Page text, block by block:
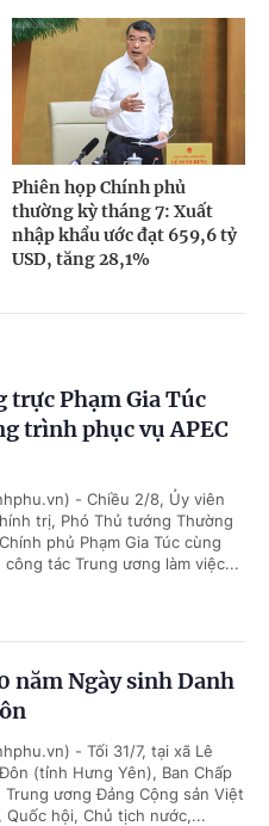
Phiên họp Chính phủ
thường kỳ tháng 7: Xuất
nhập khẩu ước đạt 659,6 tỷ
USD, tăng 28,1%
Phạm Gia Túc
trình phục vụ APEC
- Chiều 2/8, Ủy viên
trị, Phó Thủ tướng Thường
phủ Phạm Gia Túc cùng
công tác Trung ương làm việc...
năm Ngày sinh Danh
- Tối 31/7, tại xã Lê
(tỉnh Hưng Yên), Ban Chấp
Trung ương Đảng Cộng sản Việt
Quốc hội, Chủ tịch nước,...